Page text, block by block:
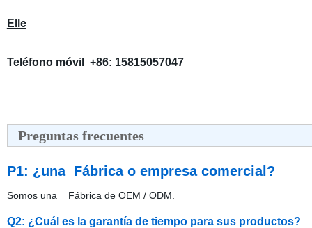
Elle
Teléfono móvil +86: 15815057047
Preguntas frecuentes
P1: ¿una Fábrica o empresa comercial?
Somos una Fábrica de OEM / ODM.
Q2: ¿Cuál es la garantía de tiempo para sus productos?